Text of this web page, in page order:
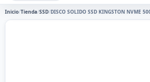
Inicio/Tienda/SSD/DISCO SOLIDO SSD KINGSTON NVME